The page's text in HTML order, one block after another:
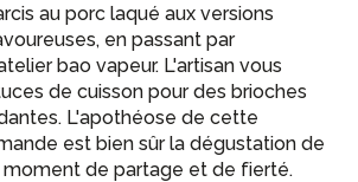
au porc laqué aux versions
en passant par
bao vapeur. L'artisan vous
de cuisson pour des brioches
L'apothéose de cette
est bien sûr la dégustation de
moment de partage et de fierté.